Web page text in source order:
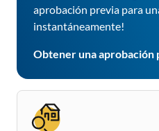
aprobación previa para
instantáneamente!
Obtener una aprobación